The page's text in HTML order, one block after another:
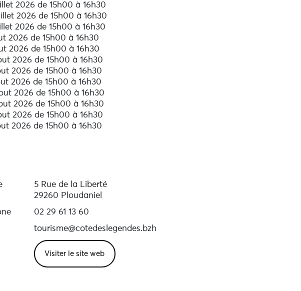
2026 de 15h00 à 16h30
2026 de 15h00 à 16h30
2026 de 15h00 à 16h30
2026 de 15h00 à 16h30
2026 de 15h00 à 16h30
2026 de 15h00 à 16h30
2026 de 15h00 à 16h30
2026 de 15h00 à 16h30
2026 de 15h00 à 16h30
2026 de 15h00 à 16h30
2026 de 15h00 à 16h30
2026 de 15h00 à 16h30
5 Rue de la Liberté
29260 Ploudaniel
02 29 61 13 60
tourisme@cotedeslegendes.bzh
Visiter le site web